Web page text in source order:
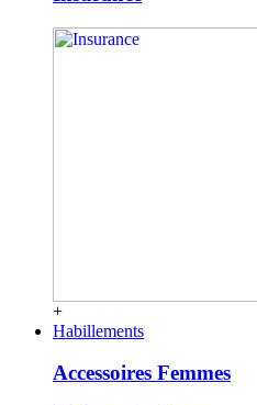
+
Habillements
Accessoires Femmes